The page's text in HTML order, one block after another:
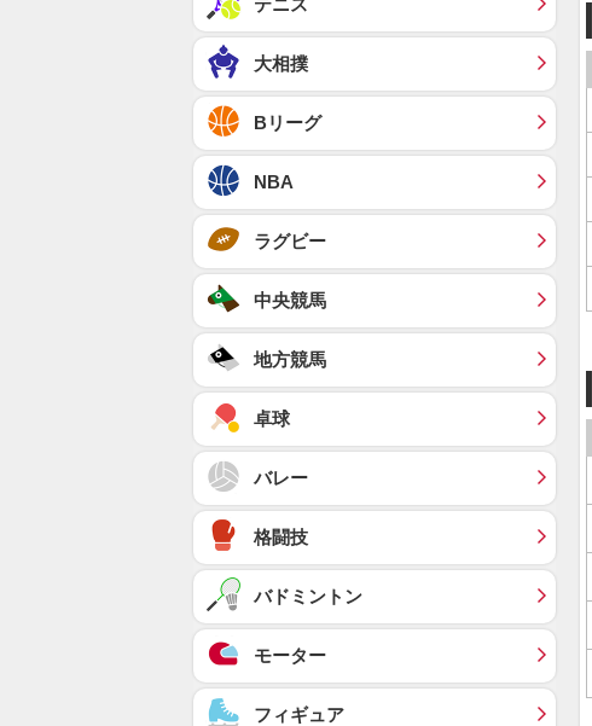
テニス
大相撲
Bリーグ
NBA
ラグビー
中央競馬
地方競馬
卓球
バレー
格闘技
バドミントン
モーター
フィギュア